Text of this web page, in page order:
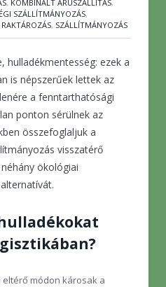
, KOMBINÁLT ÁRUSZÁLLÍTÁS,
SZÁLLÍTMÁNYOZÁS,
RAKTÁROZÁS, SZÁLLÍTMÁNYOZÁS
hulladékmentesség: ezek a
is népszerűek lettek az
a fenntarthatósági
ponton sérülnek az
összefoglaljuk a
visszatérő
ökológiai
módon károsak a